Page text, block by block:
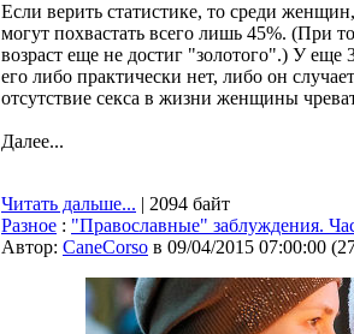
Если верить статистике, то среди
могут похвастать всего лишь 45%. (При
возраст еще не достиг "золотого".) У
его либо практически нет, либо он
отсутствие секса в жизни женщины
Далее...
Читать дальше... | 2094 байт
Разное : "Православные" заблуждения.
Автор: CaneCorso в 09/04/2015 07:00:00 (